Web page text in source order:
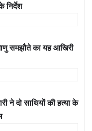
निर्देश
समझौते का यह आखिरी
ने दो साथियों की हत्या के